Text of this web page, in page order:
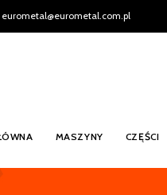
MASZYNY CZĘŚCI